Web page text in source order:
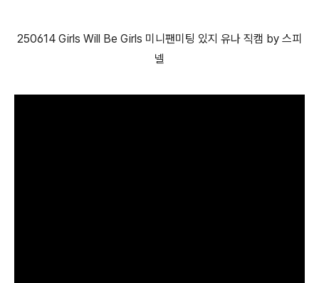
250614 Girls Will Be Girls 미니팬미팅 있지 유나 직캠 by 스피
넬